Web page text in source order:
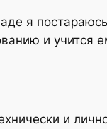
я постараюсь
и учится
и